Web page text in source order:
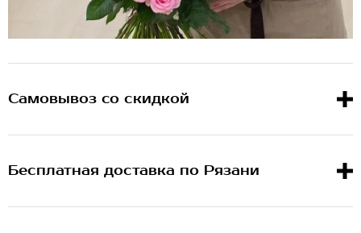
Самовывоз со скидкой
Бесплатная доставка по Рязани